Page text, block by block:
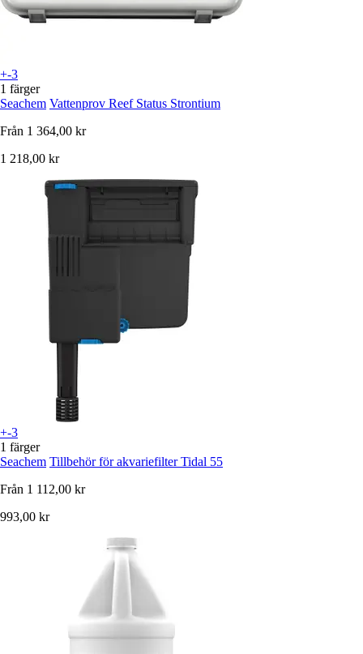
+-3
1 färger
Seachem Vattenprov Reef Status Strontium
Från 1 364,00 kr
1 218,00 kr
+-3
1 färger
Seachem Tillbehör för akvariefilter Tidal 55
Från 1 112,00 kr
993,00 kr